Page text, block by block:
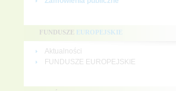
FUNDUSZE EUROPEJSKIE
Aktualności
FUNDUSZE EUROPEJSKIE